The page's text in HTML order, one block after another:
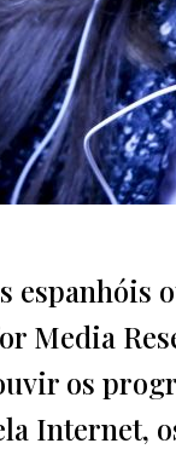
Media
os
Internet,